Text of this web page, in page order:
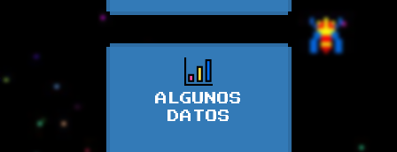
ALGUNOS
DATOS